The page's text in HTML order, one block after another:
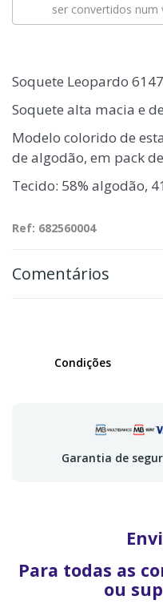
ser convertidos num
Soquete Leopardo
Soquete alta macia e
Modelo colorido de
de algodão, em pack
Tecido: 58% algodão,
Ref: 682560004
Comentários
Condições
Garantia de
Para todas as
ou